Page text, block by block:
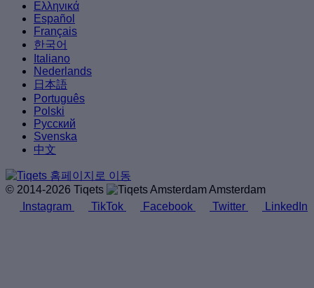
Ελληνικά
Español
Français
한국어
Italiano
Nederlands
日本語
Português
Polski
Русский
Svenska
中文
© 2014-2026 Tiqets
Amsterdam
Instagram
TikTok Facebook Twitter LinkedIn